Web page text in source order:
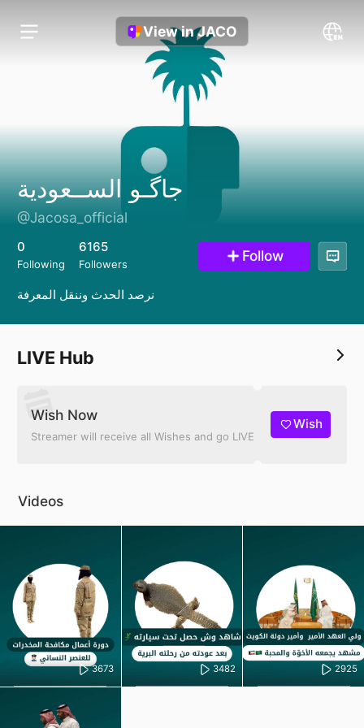
View in JACO
@Jacosa_official
0
Following
6165
Followers Follow
نرصد الحدث وننقل المعرفة
LIVE Hub
Wish Now
Streamer will receive all Wishes and go LIVE
Wish
Videos
3673 3482 2925